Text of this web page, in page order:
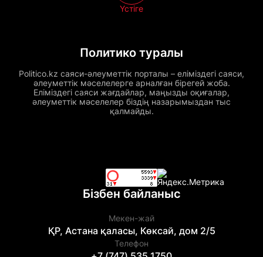
Политико туралы
Politico.kz саяси-әлеуметтік порталы – еліміздегі саяси,
әлеуметтік мәселелерге арналған бірегей жоба.
Еліміздегі саяси жағдайлар, маңызды оқиғалар,
әлеуметтік мәселелер біздің назарымыздан тыс
қалмайды.
Үстіге
Бізбен байланыс
Мекен-жай
ҚР, Астана қаласы, Көксай, дом 2/5
Телефон